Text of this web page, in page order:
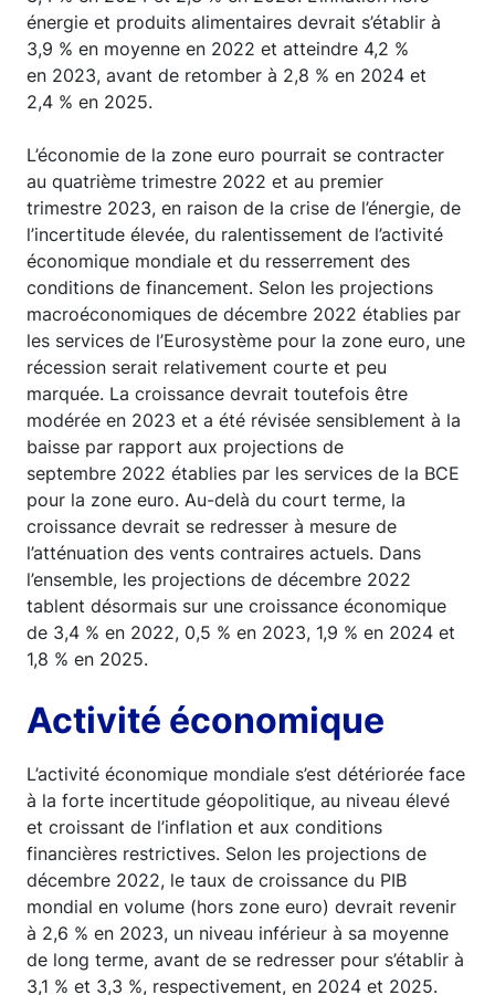
énergie et produits alimentaires devrait s’établir à
3,9 % en moyenne en 2022 et atteindre 4,2 %
en 2023, avant de retomber à 2,8 % en 2024 et
2,4 % en 2025.
L’économie de la zone euro pourrait se contracter
au quatrième trimestre 2022 et au premier
trimestre 2023, en raison de la crise de l’énergie, de
l’incertitude élevée, du ralentissement de l’activité
économique mondiale et du resserrement des
conditions de financement. Selon les projections
macroéconomiques de décembre 2022 établies par
les services de l’Eurosystème pour la zone euro, une
récession serait relativement courte et peu
marquée. La croissance devrait toutefois être
modérée en 2023 et a été révisée sensiblement à la
baisse par rapport aux projections de
septembre 2022 établies par les services de la BCE
pour la zone euro. Au-delà du court terme, la
croissance devrait se redresser à mesure de
l’atténuation des vents contraires actuels. Dans
l’ensemble, les projections de décembre 2022
tablent désormais sur une croissance économique
de 3,4 % en 2022, 0,5 % en 2023, 1,9 % en 2024 et
1,8 % en 2025.
Activité économique
L’activité économique mondiale s’est détériorée face
à la forte incertitude géopolitique, au niveau élevé
et croissant de l’inflation et aux conditions
financières restrictives. Selon les projections de
décembre 2022, le taux de croissance du PIB
mondial en volume (hors zone euro) devrait revenir
à 2,6 % en 2023, un niveau inférieur à sa moyenne
de long terme, avant de se redresser pour s’établir à
3,1 % et 3,3 %, respectivement, en 2024 et 2025.